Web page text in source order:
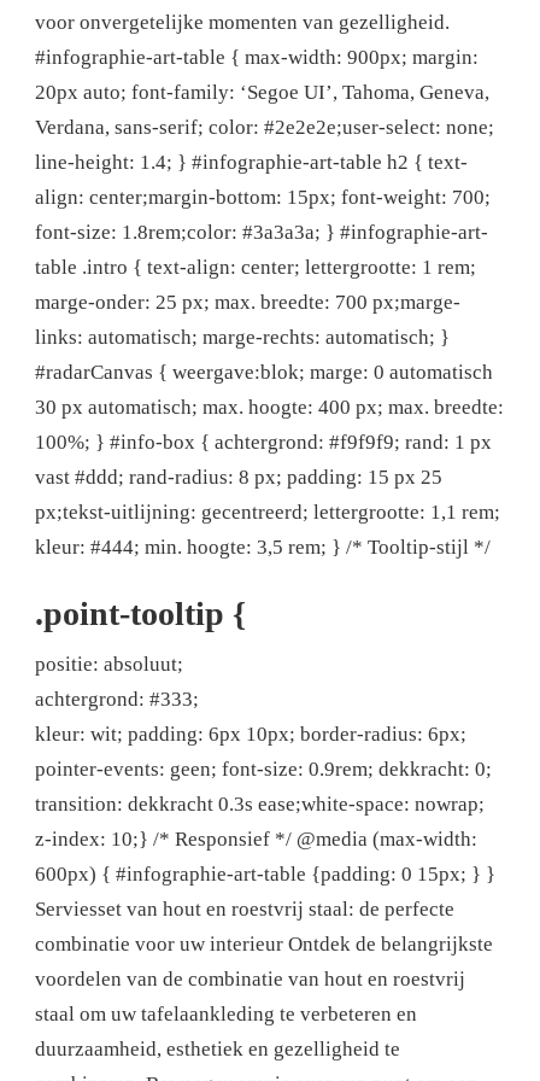
voor onvergetelijke momenten van gezelligheid.
#infographie-art-table { max-width: 900px; margin:
20px auto; font-family: ‘Segoe UI’, Tahoma, Geneva,
Verdana, sans-serif; color: #2e2e2e;user-select: none;
line-height: 1.4; } #infographie-art-table h2 { text-
align: center;margin-bottom: 15px; font-weight: 700;
font-size: 1.8rem;color: #3a3a3a; } #infographie-art-
table .intro { text-align: center; lettergrootte: 1 rem;
marge-onder: 25 px; max. breedte: 700 px;marge-
links: automatisch; marge-rechts: automatisch; }
#radarCanvas { weergave:blok; marge: 0 automatisch
30 px automatisch; max. hoogte: 400 px; max. breedte:
100%; } #info-box { achtergrond: #f9f9f9; rand: 1 px
vast #ddd; rand-radius: 8 px; padding: 15 px 25
px;tekst-uitlijning: gecentreerd; lettergrootte: 1,1 rem;
kleur: #444; min. hoogte: 3,5 rem; } /* Tooltip-stijl */
.point-tooltip {
positie: absoluut;
achtergrond: #333;
kleur: wit; padding: 6px 10px; border-radius: 6px;
pointer-events: geen; font-size: 0.9rem; dekkracht: 0;
transition: dekkracht 0.3s ease;white-space: nowrap;
z-index: 10;} /* Responsief */ @media (max-width:
600px) { #infographie-art-table {padding: 0 15px; } }
Serviesset van hout en roestvrij staal: de perfecte
combinatie voor uw interieur Ontdek de belangrijkste
voordelen van de combinatie van hout en roestvrij
staal om uw tafelaankleding te verbeteren en
duurzaamheid, esthetiek en gezelligheid te